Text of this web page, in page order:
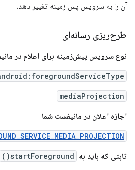
آن را به سرویس پس زمینه تغییر دهد.
طرح‌ریزی رسانه‌ای
نوع سرویس پیش‌زمینه برای اعلام در
mediaProjection
اجازه اعلان در مانیفست شما
ثابتی که باید به startForeground()